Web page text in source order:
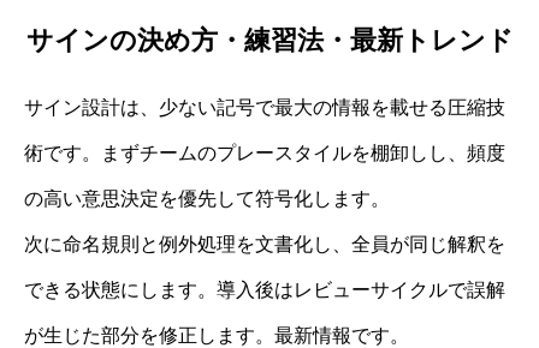
サインの決め方・練習法・最新トレンド
サイン設計は、少ない記号で最大の情報を載せる圧縮技
術です。まずチームのプレースタイルを棚卸しし、頻度
の高い意思決定を優先して符号化します。
次に命名規則と例外処理を文書化し、全員が同じ解釈を
できる状態にします。導入後はレビューサイクルで誤解
が生じた部分を修正します。最新情報です。